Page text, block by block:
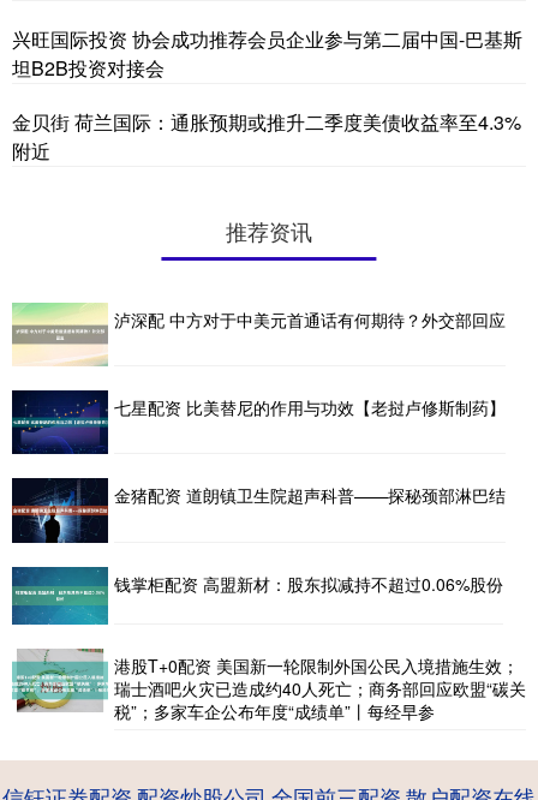
兴旺国际投资 协会成功推荐会员企业参与第二届中国-巴基斯
坦B2B投资对接会
金贝街 荷兰国际：通胀预期或推升二季度美债收益率至4.3%
附近
推荐资讯
泸深配 中方对于中美元首通话有何期待？外交部回应
七星配资 比美替尼的作用与功效【老挝卢修斯制药】
金猪配资 道朗镇卫生院超声科普——探秘颈部淋巴结
钱掌柜配资 高盟新材：股东拟减持不超过0.06%股份
港股T+0配资 美国新一轮限制外国公民入境措施生效；
瑞士酒吧火灾已造成约40人死亡；商务部回应欧盟“碳关
税”；多家车企公布年度“成绩单”丨每经早参